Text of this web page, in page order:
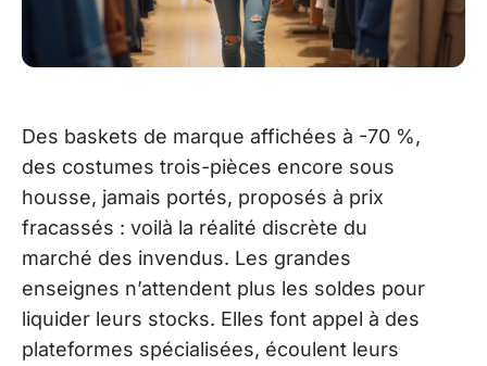
Des baskets de marque affichées à -70 %,
des costumes trois-pièces encore sous
housse, jamais portés, proposés à prix
fracassés : voilà la réalité discrète du
marché des invendus. Les grandes
enseignes n’attendent plus les soldes pour
liquider leurs stocks. Elles font appel à des
plateformes spécialisées, écoulent leurs